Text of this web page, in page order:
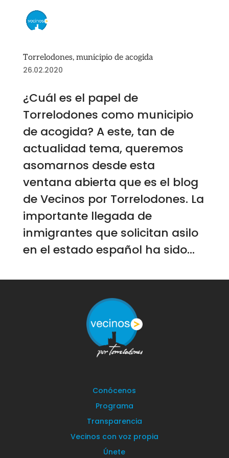
Torrelodones, municipio de acogida
26.02.2020
¿Cuál es el papel de
Torrelodones como municipio
de acogida? A este, tan de
actualidad tema, queremos
asomarnos desde esta
ventana abierta que es el blog
de Vecinos por Torrelodones. La
importante llegada de
inmigrantes que solicitan asilo
en el estado español ha sido...
Conócenos
Programa
Transparencia
Vecinos con voz propia
Únete